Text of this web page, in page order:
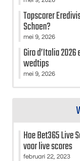
Topscorer
Schoen?
mei 9, 2026
Giro d’Italia
wedtips
mei 9, 2026
Hoe Bet365 Live
voor live scores
februari 22, 2023